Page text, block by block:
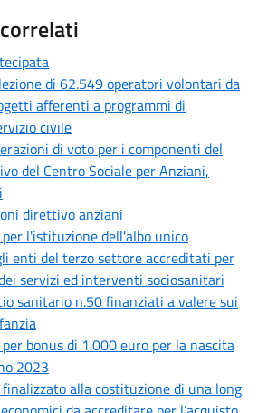
di 62.549 operatori volontari da
afferenti a programmi di
civile
di voto per i componenti del
del Centro Sociale per Anziani,
direttivo anziani
l'istituzione dell'albo unico
enti del terzo settore accreditati per
servizi ed interventi sociosanitari
sanitario n.50 finanziati a valere sui
bonus di 1.000 euro per la nascita
2023
alla costituzione di una long